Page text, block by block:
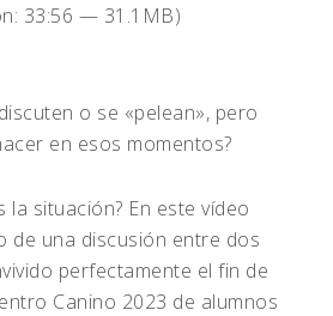
33:56 — 31.1MB)
o se «pelean», pero
en esos momentos?
la situación? En este vídeo
de una discusión entre dos
perfectamente el fin de
Canino 2023 de alumnos